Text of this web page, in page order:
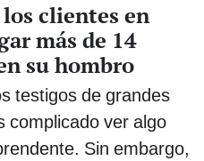
clientes en
más de 14
su hombro
testigos de grandes
complicado ver algo
Sin embargo,